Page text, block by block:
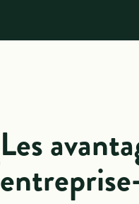
Les